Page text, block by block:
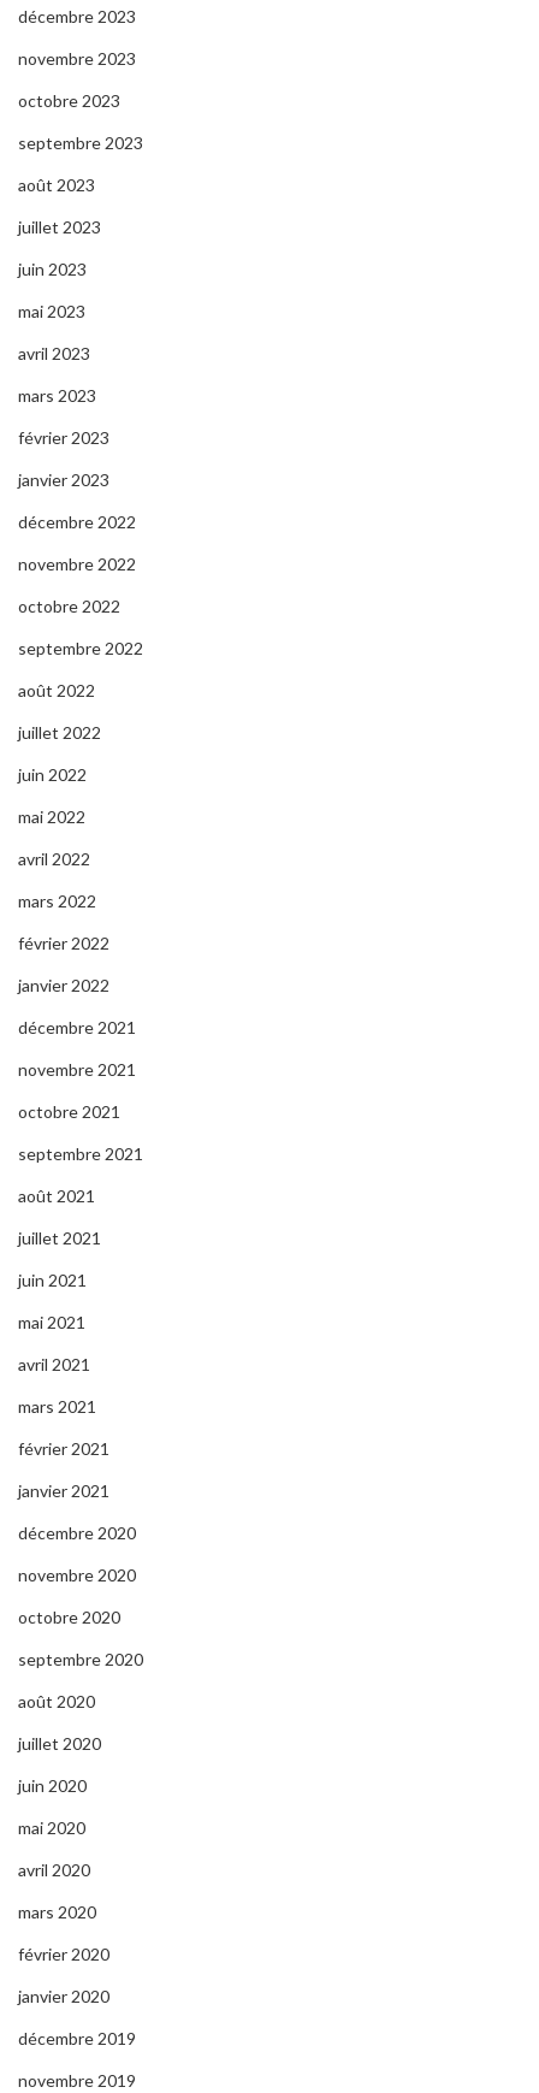
décembre 2023
novembre 2023
octobre 2023
septembre 2023
août 2023
juillet 2023
juin 2023
mai 2023
avril 2023
mars 2023
février 2023
janvier 2023
décembre 2022
novembre 2022
octobre 2022
septembre 2022
août 2022
juillet 2022
juin 2022
mai 2022
avril 2022
mars 2022
février 2022
janvier 2022
décembre 2021
novembre 2021
octobre 2021
septembre 2021
août 2021
juillet 2021
juin 2021
mai 2021
avril 2021
mars 2021
février 2021
janvier 2021
décembre 2020
novembre 2020
octobre 2020
septembre 2020
août 2020
juillet 2020
juin 2020
mai 2020
avril 2020
mars 2020
février 2020
janvier 2020
décembre 2019
novembre 2019